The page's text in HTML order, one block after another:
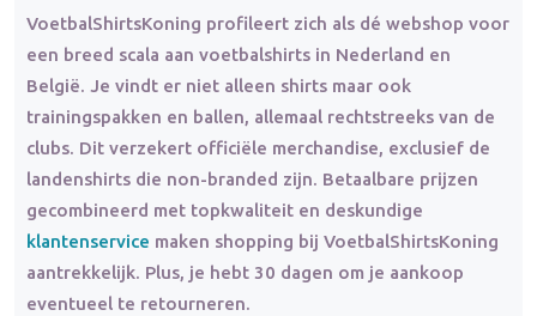
VoetbalShirtsKoning profileert zich als dé webshop voor
een breed scala aan voetbalshirts in Nederland en
België. Je vindt er niet alleen shirts maar ook
trainingspakken en ballen, allemaal rechtstreeks van de
clubs. Dit verzekert officiële merchandise, exclusief de
landenshirts die non-branded zijn. Betaalbare prijzen
gecombineerd met topkwaliteit en deskundige
klantenservice maken shopping bij VoetbalShirtsKoning
aantrekkelijk. Plus, je hebt 30 dagen om je aankoop
eventueel te retourneren.